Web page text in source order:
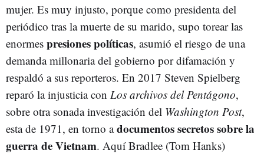
mujer. Es muy injusto, porque como presidenta del
periódico tras la muerte de su marido, supo torear las
enormes presiones políticas, asumió el riesgo de una
demanda millonaria del gobierno por difamación y
respaldó a sus reporteros. En 2017 Steven Spielberg
reparó la injusticia con Los archivos del Pentágono,
sobre otra sonada investigación del Washington Post,
esta de 1971, en torno adocumentos secretos sobre la
guerra de Vietnam. Aquí Bradlee (Tom Hanks)